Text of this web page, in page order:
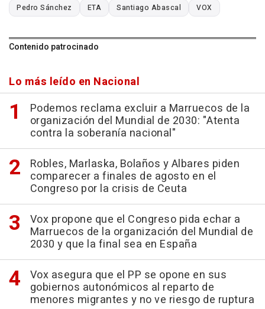
Pedro Sánchez ETA Santiago Abascal VOX
Contenido patrocinado
Lo más leído en Nacional
Podemos reclama excluir a Marruecos de la
organización del Mundial de 2030: "Atenta
contra la soberanía nacional"
Robles, Marlaska, Bolaños y Albares piden
comparecer a finales de agosto en el
Congreso por la crisis de Ceuta
Vox propone que el Congreso pida echar a
Marruecos de la organización del Mundial de
2030 y que la final sea en España
Vox asegura que el PP se opone en sus
gobiernos autonómicos al reparto de
menores migrantes y no ve riesgo de ruptura